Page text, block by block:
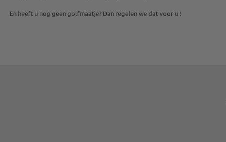
En heeft u nog geen golfmaatje? Dan regelen we dat voor u !